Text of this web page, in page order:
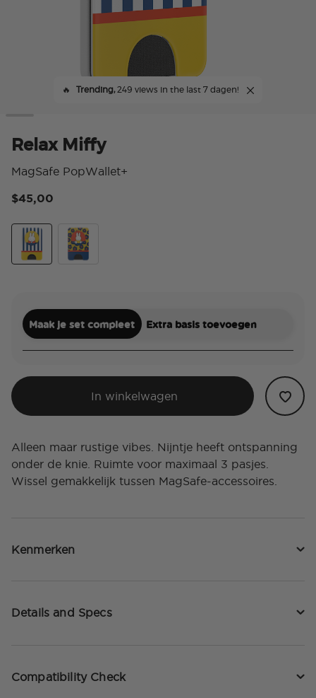
🔥 Trending,249 views in the last 7 dagen!
Relax Miffy
MagSafe PopWallet+
$45,00
Maak je set compleet Extra basis toevoegen
In winkelwagen
Alleen maar rustige vibes. Nijntje heeft ontspanning
onder de knie. Ruimte voor maximaal 3 pasjes.
Wissel gemakkelijk tussen MagSafe-accessoires.
Kenmerken
Details and Specs
Compatibility Check